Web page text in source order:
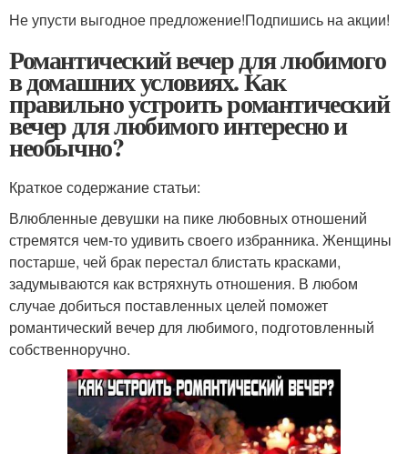
Не упусти выгодное предложение!Подпишись на акции!
Романтический вечер для любимого
в домашних условиях. Как
правильно устроить романтический
вечер для любимого интересно и
необычно?
Краткое содержание статьи:
Влюбленные девушки на пике любовных отношений
стремятся чем-то удивить своего избранника. Женщины
постарше, чей брак перестал блистать красками,
задумываются как встряхнуть отношения. В любом
случае добиться поставленных целей поможет
романтический вечер для любимого, подготовленный
собственноручно.